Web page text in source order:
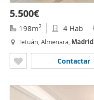
5.500€
198m2 4 Hab
Tetuán, Almenara, Madrid
Contactar